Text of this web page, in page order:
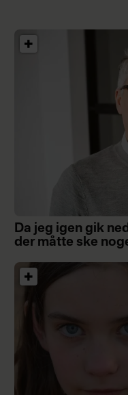
Da jeg igen gik
der måtte ske